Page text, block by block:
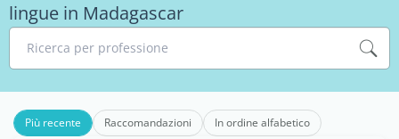
lingue in Madagascar
Ricerca per professione
Più recente Raccomandazioni In ordine alfabetico